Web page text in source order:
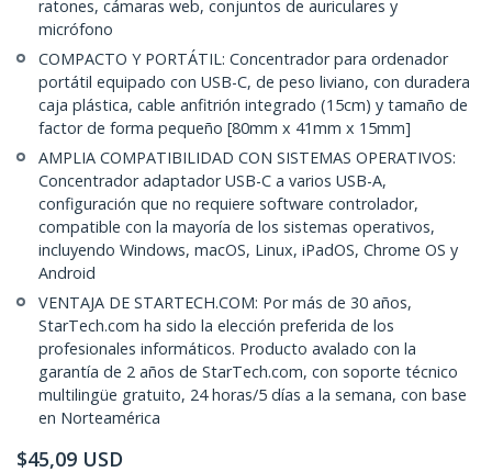
ratones, cámaras web, conjuntos de auriculares y
micrófono
COMPACTO Y PORTÁTIL: Concentrador para ordenador
portátil equipado con USB-C, de peso liviano, con duradera
caja plástica, cable anfitrión integrado (15cm) y tamaño de
factor de forma pequeño [80mm x 41mm x 15mm]
AMPLIA COMPATIBILIDAD CON SISTEMAS OPERATIVOS:
Concentrador adaptador USB-C a varios USB-A,
configuración que no requiere software controlador,
compatible con la mayoría de los sistemas operativos,
incluyendo Windows, macOS, Linux, iPadOS, Chrome OS y
Android
VENTAJA DE STARTECH.COM: Por más de 30 años,
StarTech.com ha sido la elección preferida de los
profesionales informáticos. Producto avalado con la
garantía de 2 años de StarTech.com, con soporte técnico
multilingüe gratuito, 24 horas/5 días a la semana, con base
en Norteamérica
$45,09 USD